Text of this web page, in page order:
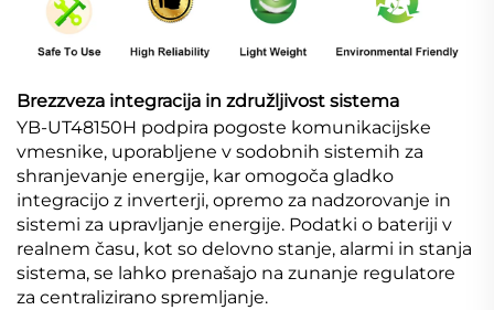
Brezzveza integracija in združljivost sistema
YB-UT48150H podpira pogoste komunikacijske
vmesnike, uporabljene v sodobnih sistemih za
shranjevanje energije, kar omogoča gladko
integracijo z inverterji, opremo za nadzorovanje in
sistemi za upravljanje energije. Podatki o bateriji v
realnem času, kot so delovno stanje, alarmi in stanja
sistema, se lahko prenašajo na zunanje regulatore
za centralizirano spremljanje.